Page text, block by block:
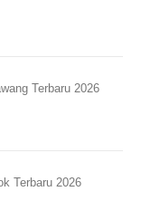
Terbaru 2026
Terbaru 2026